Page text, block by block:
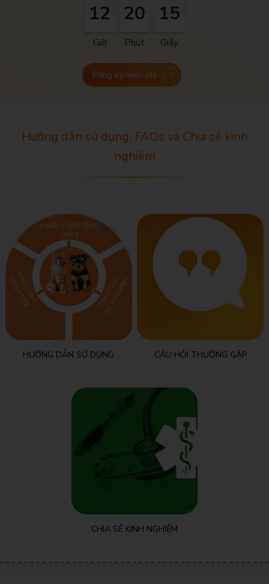
12
12
12
12 20
20
20
20 15
14
15
14
Đăng ký miễn phí
Hướng dẫn sử dụng, FAQs và Chia sẻ kinh
nghiệm
HƯỚNG DẪN SỬ DỤNG CÂU HỎI THƯỜNG GẶP
CHIA SẺ KINH NGHIỆM